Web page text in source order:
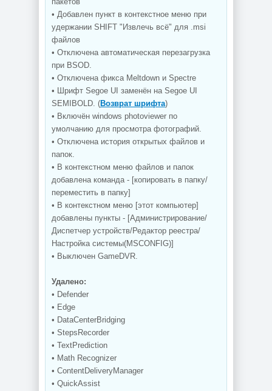
• Добавлен пункт в контекстное меню при
удержании SHIFT "Извлечь всё" для .msi
файлов
• Отключена автоматическая перезагрузка
при BSOD.
• Отключена фикса Meltdown и Spectre
• Шрифт Segoe UI заменён на Segoe UI
SEMIBOLD. (Возврат шрифта)
• Включён windows photoviewer по
умолчанию для просмотра фотографий.
• Отключена история открытых файлов и
папок.
• В контекстном меню файлов и папок
добавлена команда - [копировать в папку/
переместить в папку]
• В контекстном меню [этот компьютер]
добавлены пункты - [Администрирование/
Диспетчер устройств/Редактор реестра/
Настройка системы(MSCONFIG)]
• Выключен GameDVR.
Удалено:
• Defender
• Edge
• DataCenterBridging
• StepsRecorder
• TextPrediction
• Math Recognizer
• ContentDeliveryManager
• QuickAssist